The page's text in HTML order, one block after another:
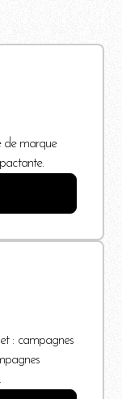
de marque
: campagnes